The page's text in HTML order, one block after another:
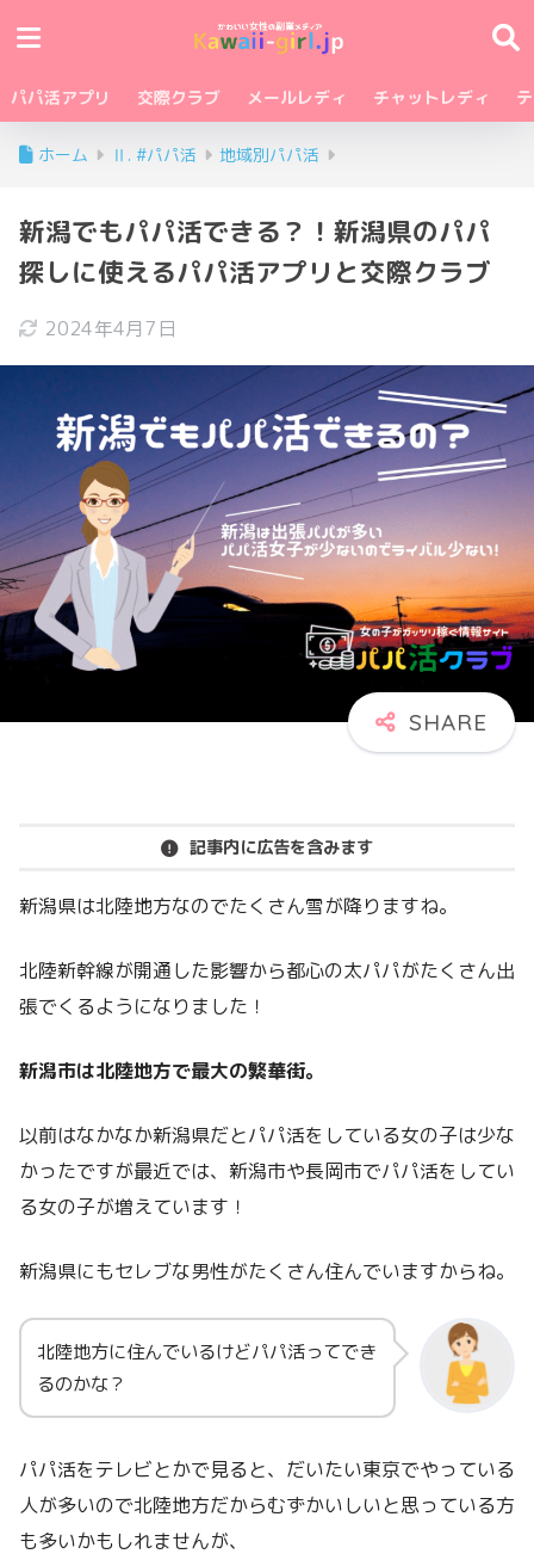
パパ活アプリ 交際クラブ メールレディ チャットレディ
ホーム Ⅱ. #パパ活 地域別パパ活
新潟でもパパ活できる？！新潟県のパパ
探しに使えるパパ活アプリと交際クラブ
2024年4月7日
記事内に広告を含みます
新潟県は北陸地方なのでたくさん雪が降りますね。
北陸新幹線が開通した影響から都心の太パパがたくさん出
張でくるようになりました！
新潟市は北陸地方で最大の繁華街。
以前はなかなか新潟県だとパパ活をしている女の子は少な
かったですが最近では、新潟市や長岡市でパパ活をしてい
る女の子が増えています！
新潟県にもセレブな男性がたくさん住んでいますからね。
北陸地方に住んでいるけどパパ活ってでき
るのかな？
パパ活をテレビとかで見ると、だいたい東京でやっている
人が多いので北陸地方だからむずかいしいと思っている方
も多いかもしれませんが、